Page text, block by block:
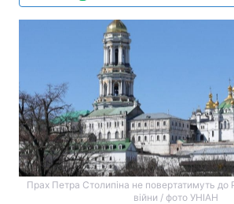
Прах Петра Столипіна не повертатимуть до
війни / фото УНІАН